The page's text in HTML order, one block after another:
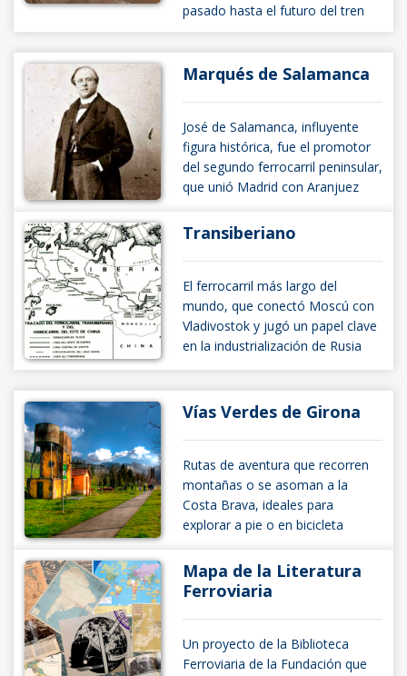
pasado hasta el futuro del tren
Marqués de Salamanca
José de Salamanca, influyente
figura histórica, fue el promotor
del segundo ferrocarril peninsular,
que unió Madrid con Aranjuez
Transiberiano
El ferrocarril más largo del
mundo, que conectó Moscú con
Vladivostok y jugó un papel clave
en la industrialización de Rusia
Vías Verdes de Girona
Rutas de aventura que recorren
montañas o se asoman a la
Costa Brava, ideales para
explorar a pie o en bicicleta
Mapa de la Literatura
Ferroviaria
Un proyecto de la Biblioteca
Ferroviaria de la Fundación que